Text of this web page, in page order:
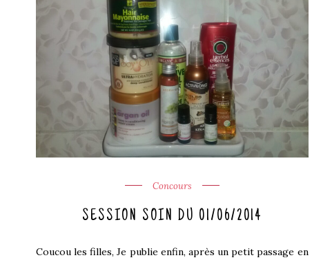
Concours
SESSION SOIN DU 01/06/2014
Coucou les filles, Je publie enfin, après un petit passage en